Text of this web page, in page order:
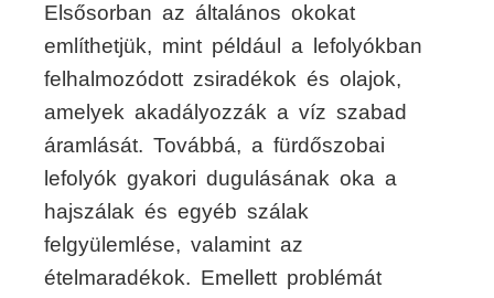
Elsősorban az általános okokat
említhetjük, mint például a lefolyókban
felhalmozódott zsiradékok és olajok,
amelyek akadályozzák a víz szabad
áramlását. Továbbá, a fürdőszobai
lefolyók gyakori dugulásának oka a
hajszálak és egyéb szálak
felgyülemlése, valamint az
ételmaradékok. Emellett problémát